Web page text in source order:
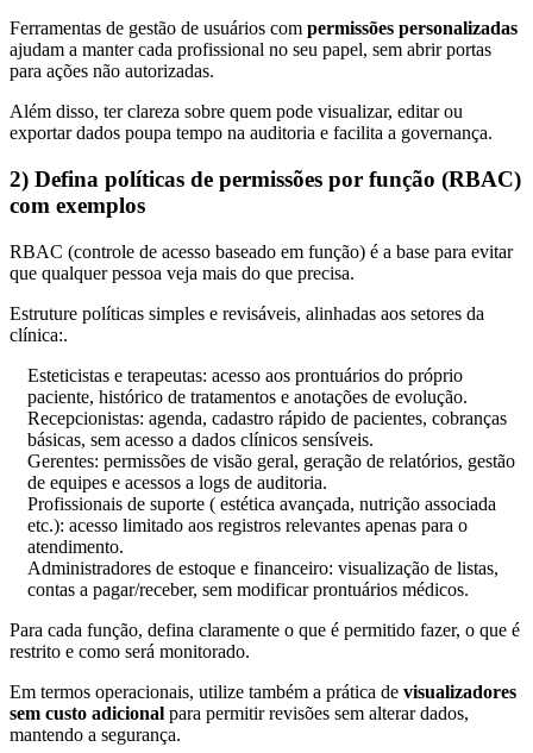
Ferramentas de gestão de usuários com permissões personalizadas
ajudam a manter cada profissional no seu papel, sem abrir portas
para ações não autorizadas.
Além disso, ter clareza sobre quem pode visualizar, editar ou
exportar dados poupa tempo na auditoria e facilita a governança.
2) Defina políticas de permissões por função (RBAC)
com exemplos
RBAC (controle de acesso baseado em função) é a base para evitar
que qualquer pessoa veja mais do que precisa.
Estruture políticas simples e revisáveis, alinhadas aos setores da
clínica:.
Esteticistas e terapeutas: acesso aos prontuários do próprio
paciente, histórico de tratamentos e anotações de evolução.
Recepcionistas: agenda, cadastro rápido de pacientes, cobranças
básicas, sem acesso a dados clínicos sensíveis.
Gerentes: permissões de visão geral, geração de relatórios, gestão
de equipes e acessos a logs de auditoria.
Profissionais de suporte ( estética avançada, nutrição associada
etc.): acesso limitado aos registros relevantes apenas para o
atendimento.
Administradores de estoque e financeiro: visualização de listas,
contas a pagar/receber, sem modificar prontuários médicos.
Para cada função, defina claramente o que é permitido fazer, o que é
restrito e como será monitorado.
Em termos operacionais, utilize também a prática de visualizadores
sem custo adicional para permitir revisões sem alterar dados,
mantendo a segurança.